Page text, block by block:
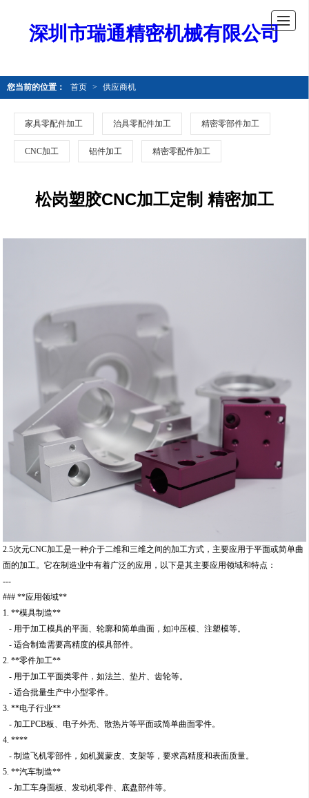
深圳市瑞通精密机械有限公司
您当前的位置： 首页 > 供应商机
家具零配件加工 治具零配件加工 精密零部件加工
CNC加工 铝件加工 精密零配件加工
松岗塑胶CNC加工定制 精密加工
2.5次元CNC加工是一种介于二维和三维之间的加工方式，主要应用于平面或简单曲
面的加工。它在制造业中有着广泛的应用，以下是其主要应用领域和特点：
---
### **应用领域**
1. **模具制造**
- 用于加工模具的平面、轮廓和简单曲面，如冲压模、注塑模等。
- 适合制造需要高精度的模具部件。
2. **零件加工**
- 用于加工平面类零件，如法兰、垫片、齿轮等。
- 适合批量生产中小型零件。
3. **电子行业**
- 加工PCB板、电子外壳、散热片等平面或简单曲面零件。
4. ****
- 制造飞机零部件，如机翼蒙皮、支架等，要求高精度和表面质量。
5. **汽车制造**
- 加工车身面板、发动机零件、底盘部件等。